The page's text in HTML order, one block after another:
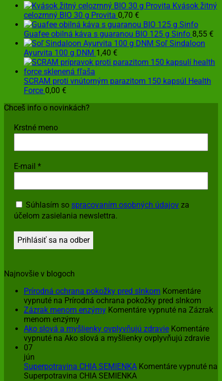
Kvások žitný
celozrnný BIO 30 g Provita 0,70 €
Guafee obilná káva s guaranou BIO 125 g Sinfo 8,55 €
Soľ Sindaloon
Ayurvita 100 g DNM 1,40 €
SCRAM proti vnútorným parazitom 150 kapsúl Health
Force 0,00 €
Chceš info o novinkách?
Krstné meno
E-mail *
Súhlasím so spracovaním osobných údajov za
účelom zasielania newslettra.
Najnovšie v blogoch
Prírodná ochrana pokožky pred slnkom Komentáre
vypnuté na Prírodná ochrana pokožky pred slnkom
Zázrak menom enzýmy Komentáre vypnuté na Zázrak
menom enzýmy
Ako slová a myšlienky ovplyvňujú zdravie Komentáre
vypnuté na Ako slová a myšlienky ovplyvňujú zdravie
07
jún
Superpotravina CHIA SEMIENKA Komentáre vypnuté na
Superpotravina CHIA SEMIENKA